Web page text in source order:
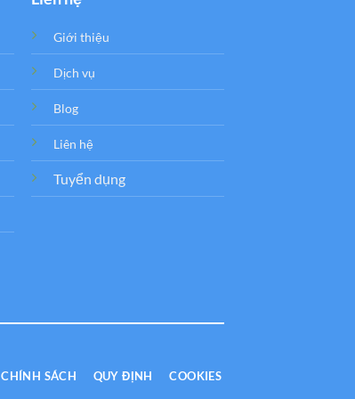
Giới thiệu
Dịch vụ
Blog
Liên hệ
Tuyển dụng
CHÍNH SÁCH QUY ĐỊNH COOKIES